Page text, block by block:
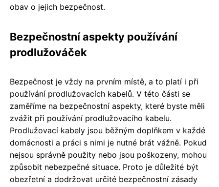
obav o jejich bezpečnost.
Bezpečnostní aspekty používání
prodlužováček
Bezpečnost je vždy na prvním místě, a to platí i při
používání prodlužovacích kabelů. V této části se
zaměříme na bezpečnostní aspekty, které byste měli
zvážit při používání prodlužovacího kabelu.
Prodlužovací kabely jsou běžným doplňkem v každé
domácnosti a práci s nimi je nutné brát vážně. Pokud
nejsou správně použity nebo jsou poškozeny, mohou
způsobit nebezpečné situace. Proto je důležité být
obezřetní a dodržovat určité bezpečnostní zásady